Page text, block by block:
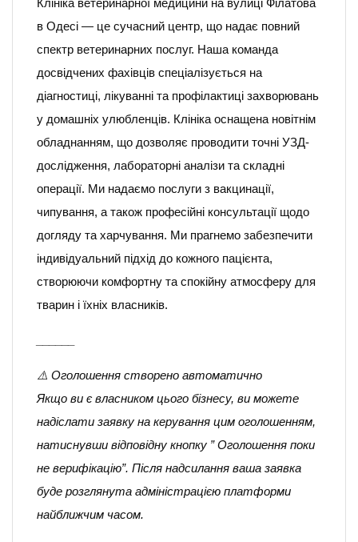
Клініка ветеринарної медицини на вулиці Філатова
в Одесі — це сучасний центр, що надає повний
спектр ветеринарних послуг. Наша команда
досвідчених фахівців спеціалізується на
діагностиці, лікуванні та профілактиці захворювань
у домашніх улюбленців. Клініка оснащена новітнім
обладнанням, що дозволяє проводити точні УЗД-
дослідження, лабораторні аналізи та складні
операції. Ми надаємо послуги з вакцинації,
чипування, а також професійні консультації щодо
догляду та харчування. Ми прагнемо забезпечити
індивідуальний підхід до кожного пацієнта,
створюючи комфортну та спокійну атмосферу для
тварин і їхніх власників.
⚠️ Оголошення створено автоматично
Якщо ви є власником цього бізнесу, ви можете
надіслати заявку на керування цим оголошенням,
натиснувши відповідну кнопку ” Оголошення поки
не верифікацію”. Після надсилання ваша заявка
буде розглянута адміністрацією платформи
найближчим часом.